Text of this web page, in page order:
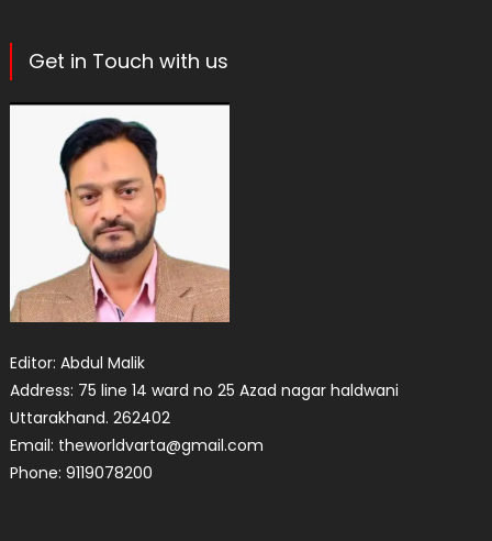
Get in Touch with us
Editor: Abdul Malik
Address: 75 line 14 ward no 25 Azad nagar haldwani
Uttarakhand. 262402
Email: theworldvarta@gmail.com
Phone: 9119078200